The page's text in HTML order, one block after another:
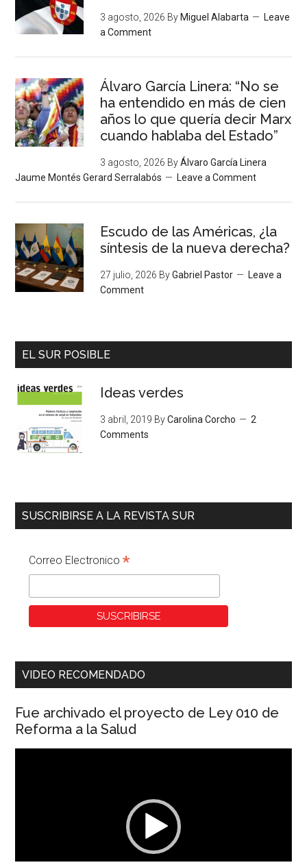
3 agosto, 2026 By Miguel Alabarta
Leave
a Comment
Álvaro García Linera: “No se
ha entendido en más de cien
años lo que quería decir Marx
cuando hablaba del Estado”
3 agosto, 2026 ByÁlvaro García Linera
Jaume Montés Gerard Serralabós
Leave a Comment
Escudo de las Américas, ¿la
síntesis de la nueva derecha?
27 julio, 2026 ByGabriel Pastor
Leave a
Comment
EL SUR POSIBLE
Ideas verdes
3 abril, 2019 ByCarolina Corcho
2
Comments
SUSCRIBIRSE A LA REVISTA SUR
Correo Electronico*
VIDEO RECOMENDADO
Fue archivado el proyecto de Ley 010 de
Reforma a la Salud